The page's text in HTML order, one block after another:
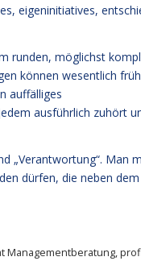
eigeninitiatives,
runden, möglichst
können wesentlich
auffälliges
ausführlich zuhört
„Verantwortung“. Man
dürfen, die neben dem
Managementberatung,